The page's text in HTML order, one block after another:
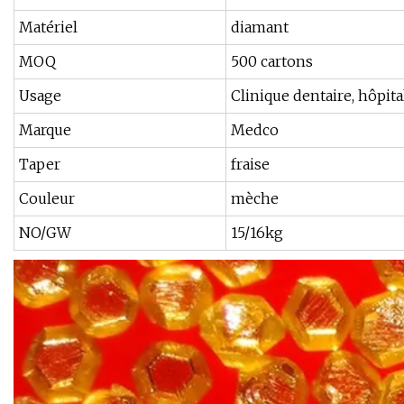
Matériel
diamant
MOQ
500 cartons
Usage
Clinique dentaire,
Marque
Medco
Taper
fraise
Couleur
mèche
NO/GW
15/16kg